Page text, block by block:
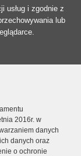
usług i zgodnie z
lub
2016r. w
danych
danych oraz
o ochronie